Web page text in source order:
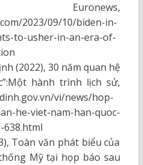
2023/09/10/biden-in-
to-usher-in-an-era-of-
(2022), 30 năm quan hệ
hành trình lịch sử,
vi/news/hop-
he-viet-nam-han-quoc-
Toàn văn phát biểu của
Mỹ tại họp báo sau